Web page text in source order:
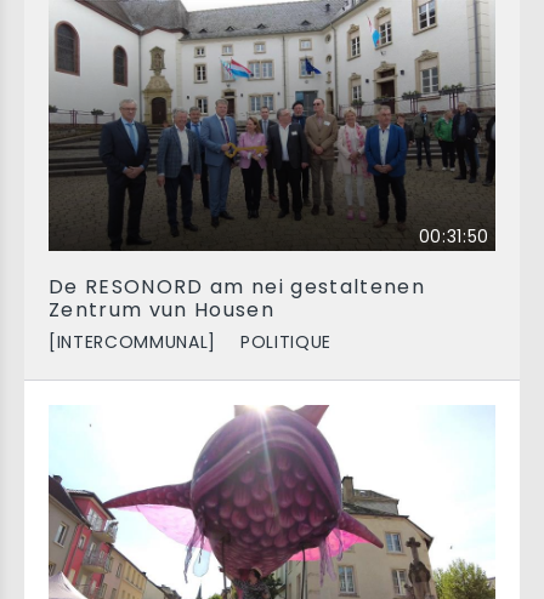
00:31:50
De RESONORD am nei gestaltenen
Zentrum vun Housen
[INTERCOMMUNAL] POLITIQUE